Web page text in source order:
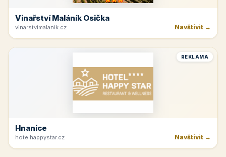
Vinařství Maláník Osička
vinarstvimalanik.cz Navštívit →
REKLAMA
Hnanice
hotelhappystar.cz Navštívit →